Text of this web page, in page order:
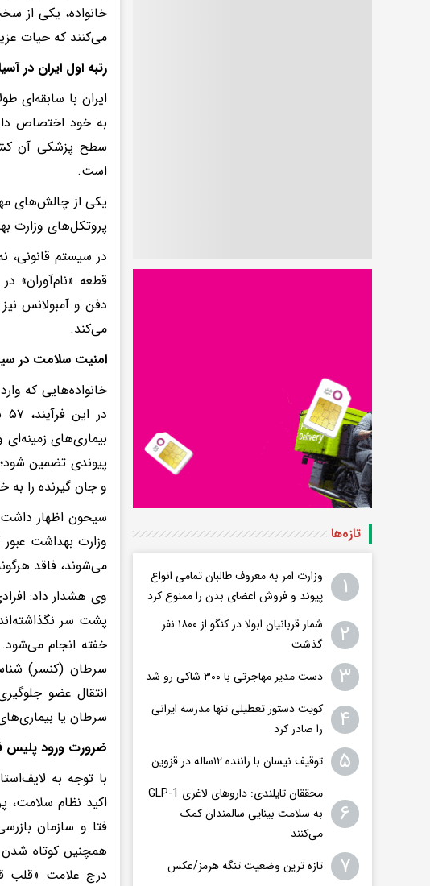
خانواده، یکی از
می‌کنند که حیات
رتبه اول ایران در
ایران با سابقه‌ای
به خود اختصاص
سطح پزشکی آن
است.
یکی از چالش‌های
پروتکل‌های وزارت
در سیستم قانونی،
قطعه «نام‌آوران»
دفن و آمبولانس
می‌کند.
امنیت سلامت در سیستم
خانواده‌هایی که
بیماری‌های
پیوندی تضمین شود؛
و جان گیرنده را به
سیحون اظهار داشت:
وزارت بهداشت
می‌شوند، فاقد
وی هشدار داد:
خفته انجام
سرطان (کنسر)
انتقال عضو
سرطان یا
ضرورت ورود پلیس
با توجه به
اکید نظام سلامت،
فتا و سازمان
همچنین کوتاه شدن
درج علامت «قلب
تازه‌ها
۱
وزارت امر به معروف طالبان تمامی انواع
پیوند و فروش اعضای بدن را ممنوع کرد
۲
شمار قربانیان ابولا در کنگو از ۱۸۰۰ نفر
گذشت
۳ دست مدیر مهاجرتی با ۳۰۰ شاکی رو شد
۴
کویت دستور تعطیلی تنها مدرسه ایرانی
را صادر کرد
۵ توقیف نیسان با راننده ۱۲ساله در قزوین
۶
محققان تایلندی: داروهای لاغری GLP-1
به سلامت بینایی سالمندان کمک
می‌کنند
۷ تازه ترین وضعیت تنگه هرمز/عکس